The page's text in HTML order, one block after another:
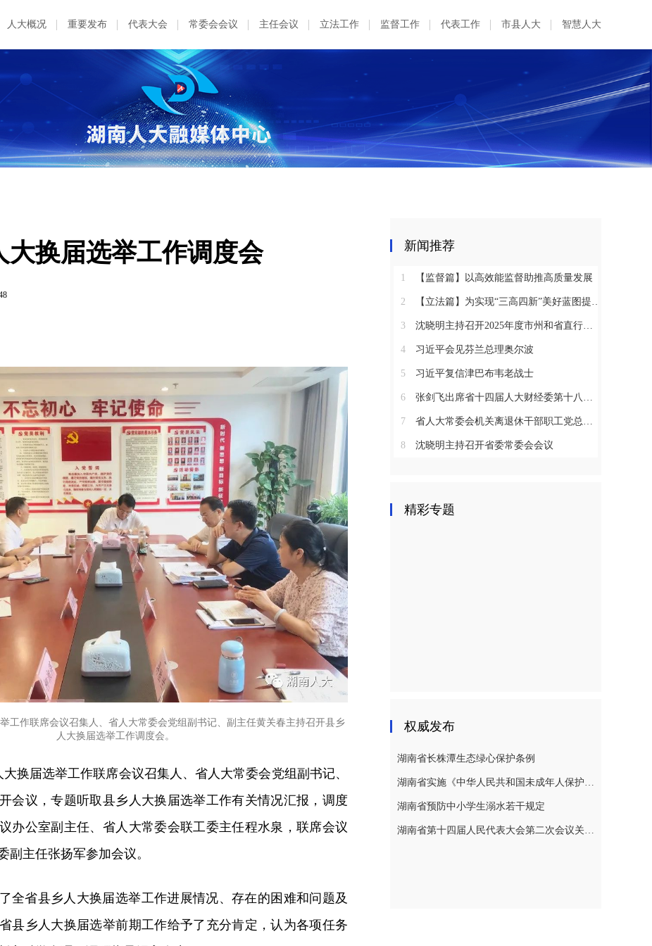
人大概况 重要发布 代表大会 常委会会议 主任会议 立法工作 监督工作 代表工作 市县人大 智慧人大
换届选举工作调度会
工作联席会议召集人、省人大常委会党组副书记、副主任黄关春主持召开县乡
人大换届选举工作调度会。
大换届选举工作联席会议召集人、省人大常委会党组副书记、
会议，专题听取县乡人大换届选举工作有关情况汇报，调度
办公室副主任、省人大常委会联工委主任程水泉，联席会议
副主任张扬军参加会议。
全省县乡人大换届选举工作进展情况、存在的困难和问题及
县乡人大换届选举前期工作给予了充分肯定，认为各项任务
新闻推荐
1 【监督篇】以高效能监督助推高质量发展
2 【立法篇】为实现“三高四新”美好蓝图提供坚实法治保障
3 沈晓明主持召开2025年度市州和省直行业系统党（工）委书记抓基层党建工作述职评议会议
4 习近平会见芬兰总理奥尔波
5 习近平复信津巴布韦老战士
6 张剑飞出席省十四届人大财经委第十八次全体会议
7 省人大常委会机关离退休干部职工党总支召开2025年度总结表彰大会
8 沈晓明主持召开省委常委会会议
精彩专题
权威发布
湖南省长株潭生态绿心保护条例
湖南省实施《中华人民共和国未成年人保护法》若干规定
湖南省预防中小学生溺水若干规定
湖南省第十四届人民代表大会第二次会议关于湖南省人民代表大会常务委员会工作报告的决议